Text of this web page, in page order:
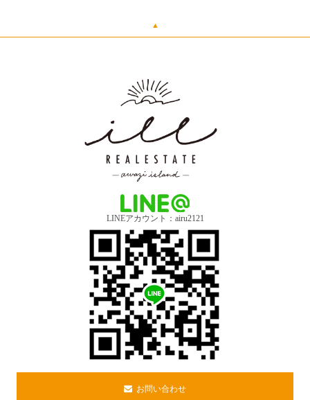
▲
LINEアカウント：airu2121
お問い合わせ